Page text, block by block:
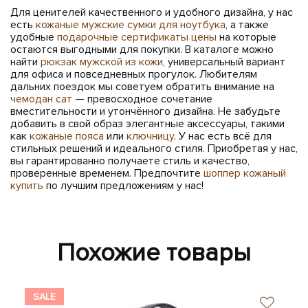
Для ценителей качественного и удобного дизайна, у нас
есть кожаные мужские сумки для ноутбука, а также
удобные подарочные сертификаты цены на которые
остаются выгодными для покупки. В каталоге можно
найти рюкзак мужской из кожи, универсальный вариант
для офиса и повседневных прогулок. Любителям
дальних поездок мы советуем обратить внимание на
чемодан сат — превосходное сочетание
вместительности и утончённого дизайна. Не забудьте
добавить в свой образ элегантные аксессуары, такими
как кожаные пояса или ключницу. У нас есть всё для
стильных решений и идеального стиля. Приобретая у нас,
вы гарантированно получаете стиль и качество,
проверенные временем. Предпочтите шоппер кожаный
купить по лучшим предложениям у нас!
Похожие товары
SALE